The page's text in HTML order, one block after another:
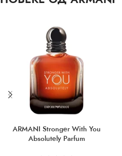
ARMANI Stronger With You
Absolutely Parfum